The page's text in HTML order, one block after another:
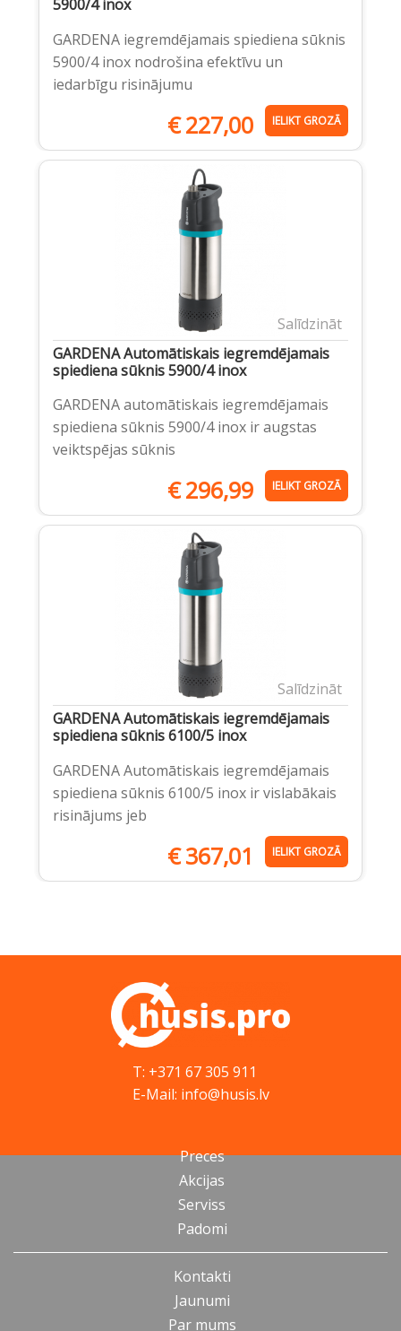
5900/4 inox
GARDENA iegremdējamais spiediena sūknis
5900/4 inox nodrošina efektīvu un
iedarbīgu risinājumu
€227,00 IELIKT GROZĀ
Salīdzināt
GARDENA Automātiskais iegremdējamais
spiediena sūknis 5900/4 inox
GARDENA automātiskais iegremdējamais
spiediena sūknis 5900/4 inox ir augstas
veiktspējas sūknis
€296,99 IELIKT GROZĀ
Salīdzināt
GARDENA Automātiskais iegremdējamais
spiediena sūknis 6100/5 inox
GARDENA Automātiskais iegremdējamais
spiediena sūknis 6100/5 inox ir vislabākais
risinājums jeb
€367,01 IELIKT GROZĀ
T: +371 67 305 911
E-Mail: info@husis.lv
Preces
Akcijas
Serviss
Padomi
Kontakti
Jaunumi
Par mums